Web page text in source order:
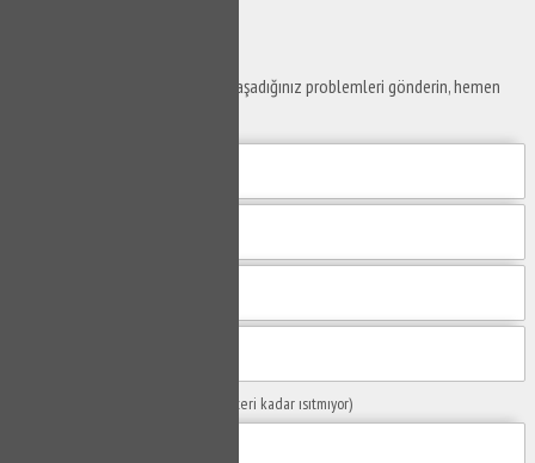
Yaşam alanlarınız ve ofislerinizde yaşadığınız problemleri gönderin, hemen
(Örn: Kombim yeteri kadar ısıtmıyor)